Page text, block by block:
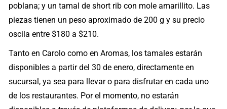
poblana; y un tamal de short rib con mole amarillito. Las
piezas tienen un peso aproximado de 200 g y su precio
oscila entre $180 a $210.
Tanto en Carolo como en Aromas, los tamales estarán
disponibles a partir del 30 de enero, directamente en
sucursal, ya sea para llevar o para disfrutar en cada uno
de los restaurantes. Por el momento, no estarán